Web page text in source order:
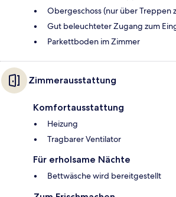
Obergeschoss (nur über Treppen
Gut beleuchteter Zugang zum
Parkettboden im Zimmer
Zimmerausstattung
Komfortausstattung
Heizung
Tragbarer Ventilator
Für erholsame Nächte
Bettwäsche wird bereitgestellt